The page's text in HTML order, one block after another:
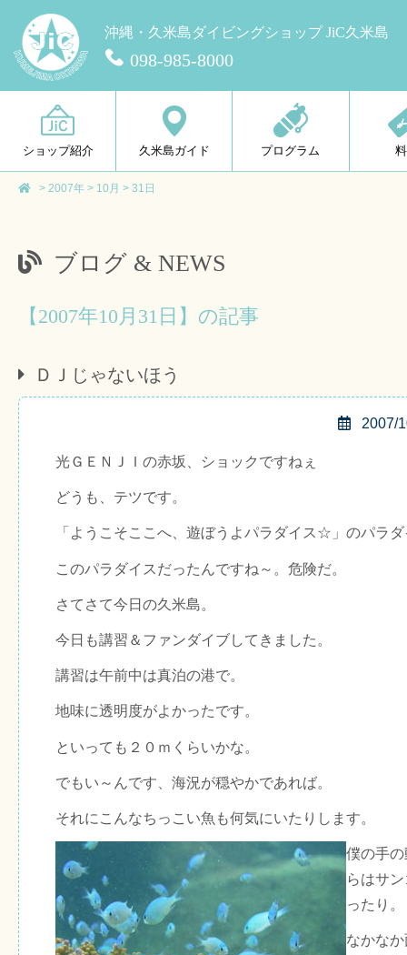
沖縄・久米島ダイビングショップ JiC久米島
098-985-8000
ショップ紹介 久米島ガイド プログラム
> 2007年 > 10月 > 31日
ブログ & NEWS
【2007年10月31日】の記事
ＤＪじゃないほう
2007/
光ＧＥＮＪＩの赤坂、ショックですねぇ
どうも、テツです。
「ようこそここへ、遊ぼうよパラダイス☆」のパラ
このパラダイスだったんですね～。危険だ。
さてさて今日の久米島。
今日も講習＆ファンダイブしてきました。
講習は午前中は真泊の港で。
地味に透明度がよかったです。
といっても２０ｍくらいかな。
でもい～んです、海況が穏やかであれば。
それにこんなちっこい魚も何気にいたりします。
僕の手
らはサ
ったり。
なかな